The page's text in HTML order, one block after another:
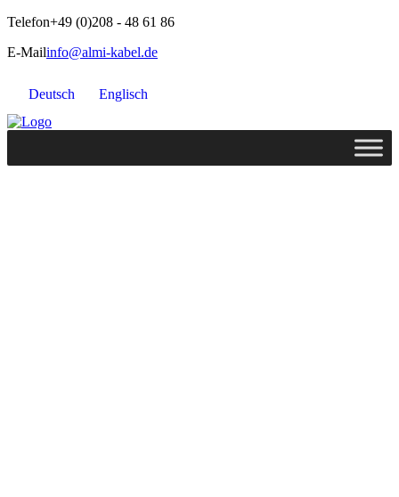
Telefon+49 (0)208 - 48 61 86
E-Mailinfo@almi-kabel.de
Deutsch Englisch